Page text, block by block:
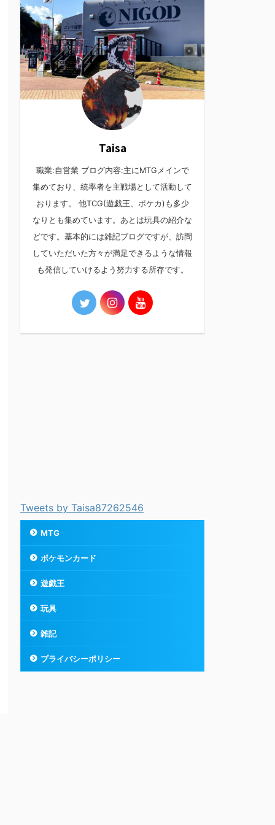
Taisa
職業:自営業 ブログ内容:主にMTGメインで
集めており、統率者を主戦場として活動して
おります。 他TCG(遊戯王、ポケカ)も多少
なりとも集めています。あとは玩具の紹介な
どです。基本的には雑記ブログですが、訪問
していただいた方々が満足できるような情報
も発信していけるよう努力する所存です。
Tweets by Taisa87262546
MTG
ポケモンカード
遊戯王
玩具
雑記
プライバシーポリシー